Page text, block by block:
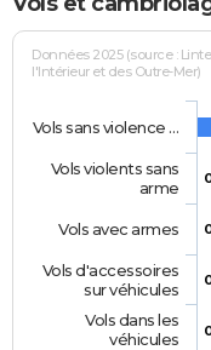
Données 2025 (source :
l'Intérieur et des Outre-Mer)
Vols sans violence …
Vols violents sans
arme
Vols avec armes
Vols d'accessoires
sur véhicules
Vols dans les
véhicules